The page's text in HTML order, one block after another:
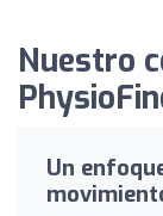
Nuestro
Un